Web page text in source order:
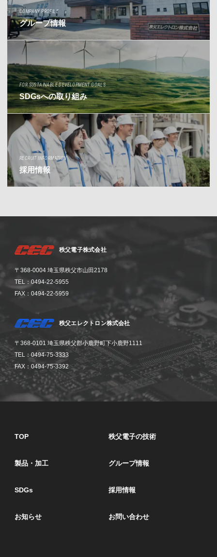
COMPANY PROFILE
グループ情報
FOR SUSTAINABLE DEVELOPMENT GOALS
SDGsへの取り組み
RECRUIT INFORMATION
採用情報
秩父電子株式会社
〒368-0004 埼玉県秩父市山田2178
TEL：0494-22-5955
FAX：0494-22-5959
秩父エレクトロン株式会社
〒368-0101 埼玉県秩父郡小鹿野町下小鹿野1111
TEL：0494-75-3333
FAX：0494-75-3392
TOP 秩父電子の技術
製品・加工 グループ情報
SDGs 採用情報
お知らせ お問い合わせ